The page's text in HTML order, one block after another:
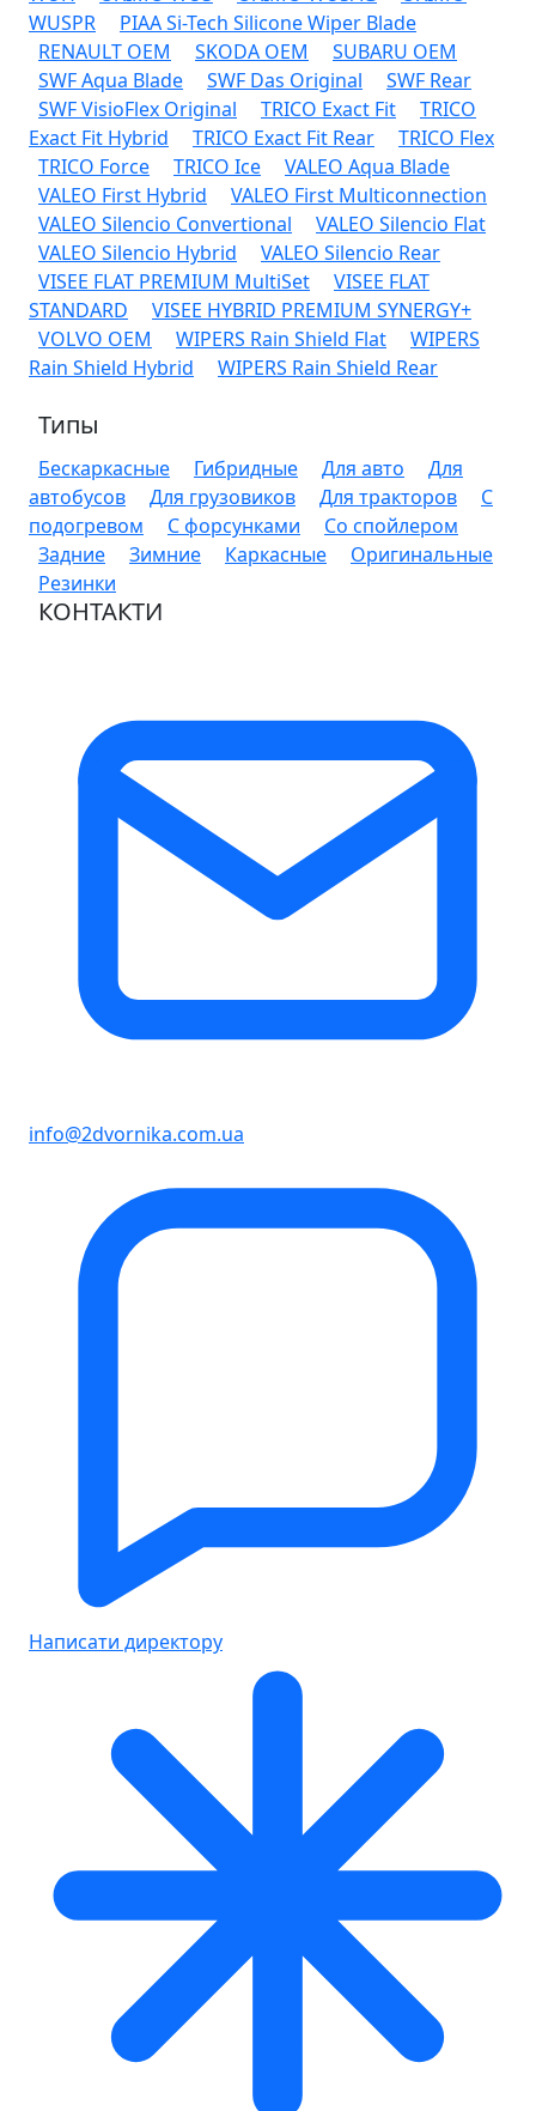
WUSPR
PIAA Si-Tech Silicone Wiper Blade
RENAULT OEM
SKODA OEM
SUBARU OEM
SWF Aqua Blade
SWF Das Original
SWF Rear
SWF VisioFlex Original
TRICO Exact Fit
TRICO
Exact Fit Hybrid
TRICO Exact Fit Rear
TRICO Flex
TRICO Force
TRICO Ice
VALEO Aqua Blade
VALEO First Hybrid
VALEO First Multiconnection
VALEO Silencio Convertional
VALEO Silencio Flat
VALEO Silencio Hybrid
VALEO Silencio Rear
VISEE FLAT PREMIUM MultiSet
VISEE FLAT
STANDARD
VISEE HYBRID PREMIUM SYNERGY+
VOLVO OEM
WIPERS Rain Shield Flat
WIPERS
Rain Shield Hybrid
WIPERS Rain Shield Rear
Типы
Бескаркасные Гибридные Для авто
Для
автобусов
Для грузовиков Для тракторов
С
подогревом
С форсунками
Со спойлером
Задние
Зимние Каркасные
Оригинальные
Резинки
КОНТАКТИ
info@2dvornika.com.ua
Написати директору